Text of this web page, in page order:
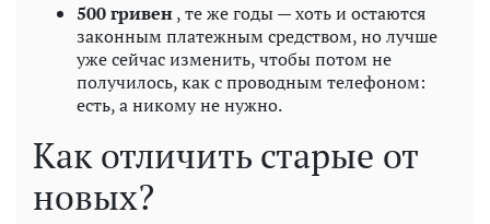
500 гривен, те же годы — хоть и остаются
законным платежным средством, но лучше
уже сейчас изменить, чтобы потом не
получилось, как с проводным телефоном:
есть, а никому не нужно.
Как отличить старые от
новых?